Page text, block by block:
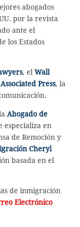
abogados
por la revista
ante el
los Estados
, elWall
Associated Press, la
laAbogado de
especializa en
de Remoción y
Cheryl
basada en el
de inmigración
Electrónico